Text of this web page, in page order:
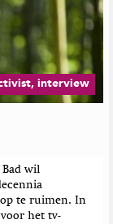
interview
wil
te ruimen. In
voor het tv-